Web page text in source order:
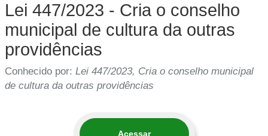
Lei 447/2023 - Cria o conselho
municipal de cultura da outras
providências
Conhecido por: Lei 447/2023, Cria o conselho municipal
de cultura da outras providências
Acessar